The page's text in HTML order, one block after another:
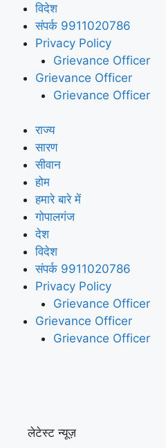
विदेश
संपर्क 9911020786
Privacy Policy
Grievance Officer
Grievance Officer
Grievance Officer
राज्य
सारण
सीवान
होम
हमारे बारे में
गोपालगंज
देश
विदेश
संपर्क 9911020786
Privacy Policy
Grievance Officer
Grievance Officer
Grievance Officer
लेटेस्ट न्यूज़